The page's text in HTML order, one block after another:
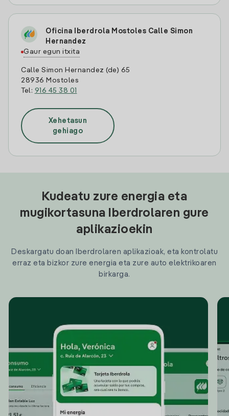
Oficina Iberdrola Mostoles Calle Simon
Hernandez
Gaur egun itxita
Calle Simon Hernandez (de) 65
28936 Mostoles
Tel: 916 45 38 01
Xehetasun
gehiago
Kudeatu zure energia eta
mugikortasuna Iberdrolaren gure
aplikazioekin
Deskargatu doan Iberdrolaren aplikazioak, eta kontrolatu
erraz eta bizkor zure energia eta zure auto elektrikoaren
birkarga.